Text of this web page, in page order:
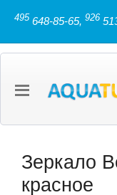
495 648-85-65, 926
Зеркало
красное